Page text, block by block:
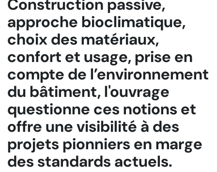
Construction passive,
approche bioclimatique,
choix des matériaux,
confort et usage, prise en
compte de l’environnement
du bâtiment, l'ouvrage
questionne ces notions et
offre une visibilité à des
projets pionniers en marge
des standards actuels.